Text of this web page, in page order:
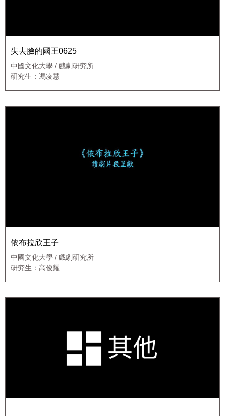
失去臉的國王0625
中國文化大學 / 戲劇研究所
研究生：馮凌慧
依布拉欣王子
中國文化大學 / 戲劇研究所
研究生：高俊耀